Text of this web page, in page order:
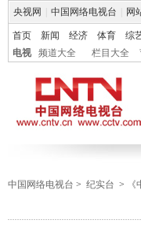
央视网 中国网络电视台 网
首页 新闻 经济 体育 综
电视
频道大全 栏目大全
中国网络电视台 > 纪实台 >